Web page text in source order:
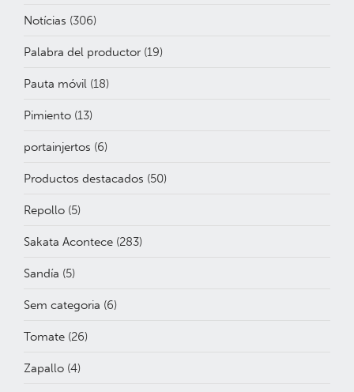
Notícias (306)
Palabra del productor (19)
Pauta móvil (18)
Pimiento (13)
portainjertos (6)
Productos destacados (50)
Repollo (5)
Sakata Acontece (283)
Sandía (5)
Sem categoria (6)
Tomate (26)
Zapallo (4)